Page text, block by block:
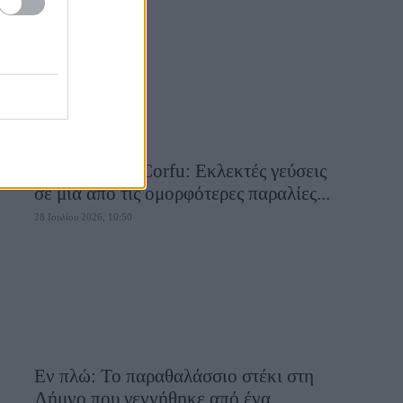
28 Ιουλίου 2026, 10:58
Aiolia Avlaki Corfu: Εκλεκτές γεύσεις
σε μία από τις ομορφότερες παραλίες...
28 Ιουλίου 2026, 10:50
Εν πλώ: Το παραθαλάσσιο στέκι στη